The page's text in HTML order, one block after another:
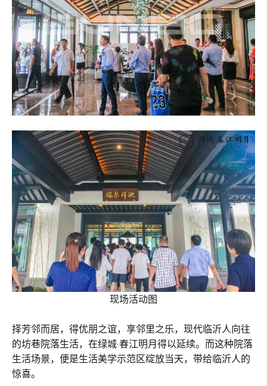
现场活动图
择芳邻而居，得优朋之谊，享邻里之乐，现代临沂人向往
的坊巷院落生活，在绿城·春江明月得以延续。而这种院落
生活场景，便是生活美学示范区绽放当天，带给临沂人的
惊喜。